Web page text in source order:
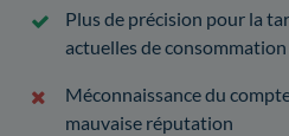
Plus de précision pour la
actuelles de consommation
Méconnaissance du
mauvaise réputation